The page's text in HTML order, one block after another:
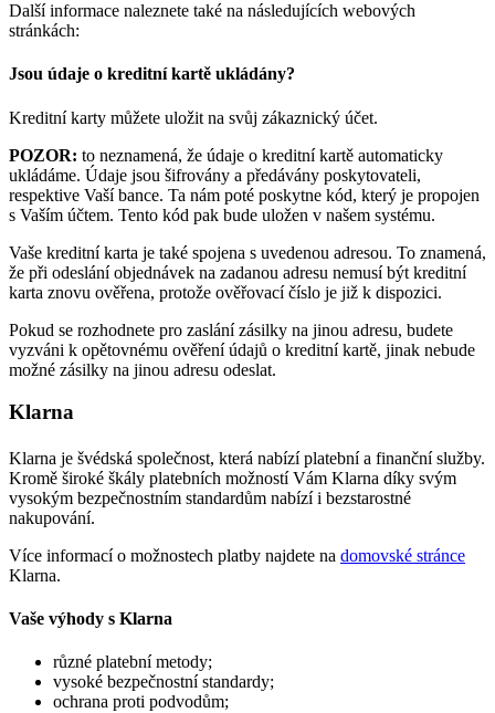
Další informace naleznete také na následujících webových
stránkách:
Jsou údaje o kreditní kartě ukládány?
Kreditní karty můžete uložit na svůj zákaznický účet.
POZOR: to neznamená, že údaje o kreditní kartě automaticky
ukládáme. Údaje jsou šifrovány a předávány poskytovateli,
respektive Vaší bance. Ta nám poté poskytne kód, který je propojen
s Vaším účtem. Tento kód pak bude uložen v našem systému.
Vaše kreditní karta je také spojena s uvedenou adresou. To znamená,
že při odeslání objednávek na zadanou adresu nemusí být kreditní
karta znovu ověřena, protože ověřovací číslo je již k dispozici.
Pokud se rozhodnete pro zaslání zásilky na jinou adresu, budete
vyzváni k opětovnému ověření údajů o kreditní kartě, jinak nebude
možné zásilky na jinou adresu odeslat.
Klarna
Klarna je švédská společnost, která nabízí platební a finanční služby.
Kromě široké škály platebních možností Vám Klarna díky svým
vysokým bezpečnostním standardům nabízí i bezstarostné
nakupování.
Více informací o možnostech platby najdete na domovské stránce
Klarna.
Vaše výhody s Klarna
různé platební metody;
vysoké bezpečnostní standardy;
ochrana proti podvodům;